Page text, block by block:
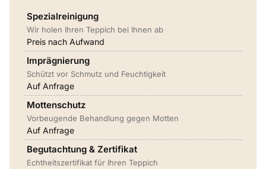
Spezialreinigung
Wir holen Ihren Teppich bei Ihnen ab
Preis nach Aufwand
Imprägnierung
Schützt vor Schmutz und Feuchtigkeit
Auf Anfrage
Mottenschutz
Vorbeugende Behandlung gegen Motten
Auf Anfrage
Begutachtung & Zertifikat
Echtheitszertifikat für Ihren Teppich